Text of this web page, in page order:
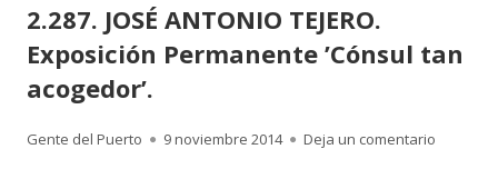
2.287. JOSÉ ANTONIO TEJERO.
Exposición Permanente ’Cónsul tan
acogedor’.
Autor
Gente del Puerto
Publicado
9 noviembre 2014 Deja un comentario